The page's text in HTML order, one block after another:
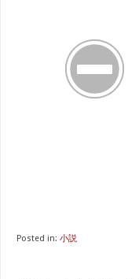
Posted in: 小説